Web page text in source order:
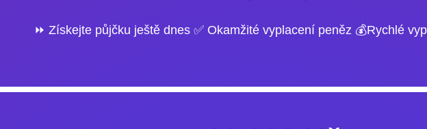
⏩ Získejte půjčku ještě dnes ✅ Okamžité vyplacení peněz 💰Rychlé